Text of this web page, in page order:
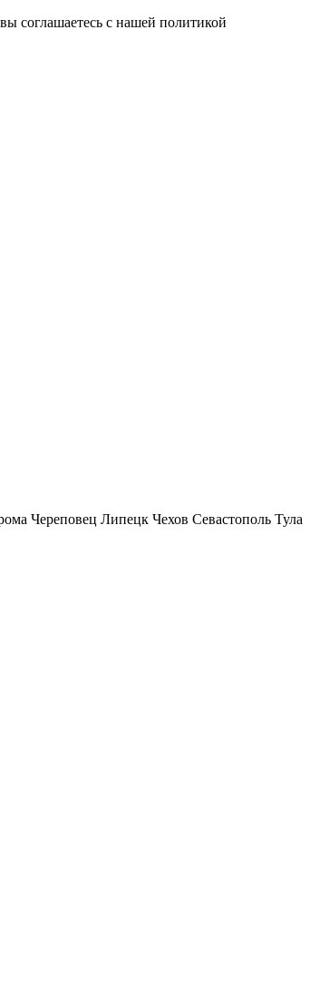
соглашаетесь с нашей политикой
Череповец Липецк Чехов Севастополь Тула